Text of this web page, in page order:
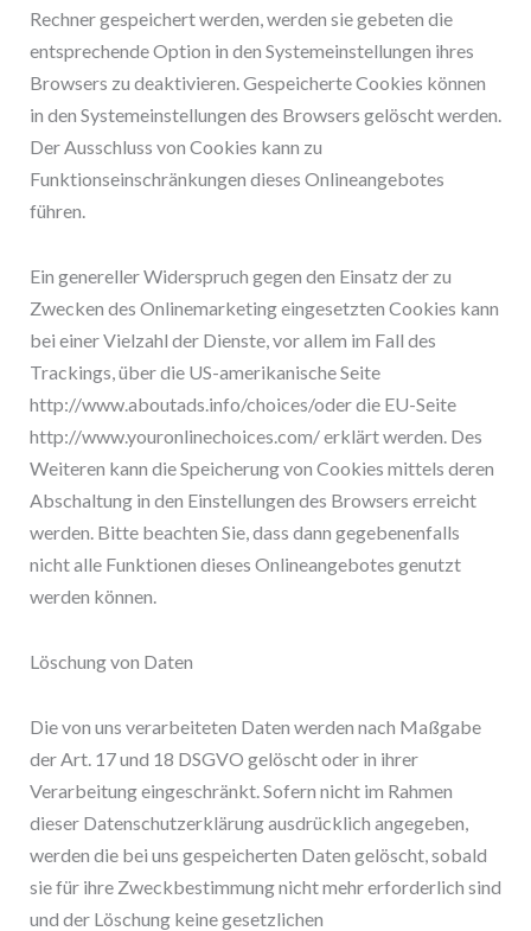
Rechner gespeichert werden, werden sie gebeten die
entsprechende Option in den Systemeinstellungen ihres
Browsers zu deaktivieren. Gespeicherte Cookies können
in den Systemeinstellungen des Browsers gelöscht werden.
Der Ausschluss von Cookies kann zu
Funktionseinschränkungen dieses Onlineangebotes
führen.
Ein genereller Widerspruch gegen den Einsatz der zu
Zwecken des Onlinemarketing eingesetzten Cookies kann
bei einer Vielzahl der Dienste, vor allem im Fall des
Trackings, über die US-amerikanische Seite
http://www.aboutads.info/choices/oder die EU-Seite
http://www.youronlinechoices.com/ erklärt werden. Des
Weiteren kann die Speicherung von Cookies mittels deren
Abschaltung in den Einstellungen des Browsers erreicht
werden. Bitte beachten Sie, dass dann gegebenenfalls
nicht alle Funktionen dieses Onlineangebotes genutzt
werden können.
Löschung von Daten
Die von uns verarbeiteten Daten werden nach Maßgabe
der Art. 17 und 18 DSGVO gelöscht oder in ihrer
Verarbeitung eingeschränkt. Sofern nicht im Rahmen
dieser Datenschutzerklärung ausdrücklich angegeben,
werden die bei uns gespeicherten Daten gelöscht, sobald
sie für ihre Zweckbestimmung nicht mehr erforderlich sind
und der Löschung keine gesetzlichen